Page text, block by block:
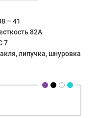
– 41
82A
7
липучка, шнуровка